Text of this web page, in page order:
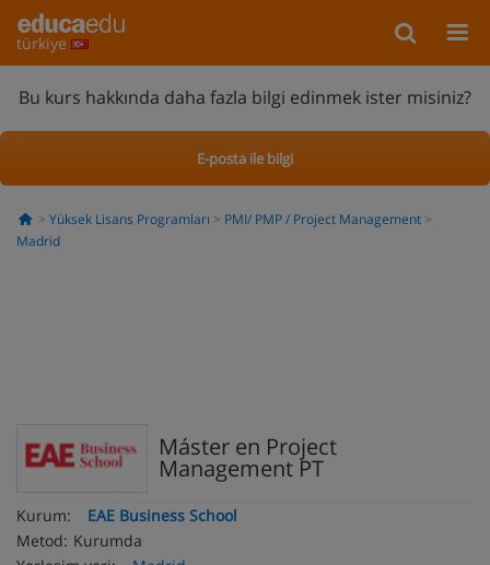
türkiye
Bu kurs hakkında daha fazla bilgi edinmek ister misiniz?
E-posta ile bilgi
Yüksek Lisans Programları
PMI/ PMP / Project Management
Madrid
Máster en Project
Management PT
Kurum:
EAE Business School
Metod: Kurumda